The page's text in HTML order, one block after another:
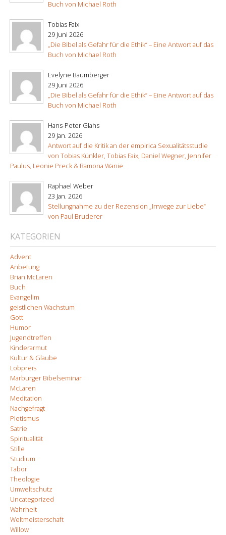
Buch von Michael Roth
Tobias Faix
29 Juni 2026
„Die Bibel als Gefahr für die Ethik“ – Eine Antwort auf das
Buch von Michael Roth
Evelyne Baumberger
29 Juni 2026
„Die Bibel als Gefahr für die Ethik“ – Eine Antwort auf das
Buch von Michael Roth
Hans-Peter Glahs
29 Jan. 2026
Antwort auf die Kritik an der empirica Sexualitätsstudie
von Tobias Künkler, Tobias Faix, Daniel Wegner, Jennifer
Paulus, Leonie Preck & Ramona Wanie
Raphael Weber
23 Jan. 2026
Stellungnahme zu der Rezension „Irrwege zur Liebe“
von Paul Bruderer
KATEGORIEN
Advent
Anbetung
Brian McLaren
Buch
Evangelim
geistlichen Wachstum
Gott
Humor
Jugendtreffen
Kinderarmut
Kultur & Glaube
Lobpreis
Marburger Bibelseminar
McLaren
Meditation
Nachgefragt
Pietismus
Satrie
Spiritualität
Stille
Studium
Tabor
Theologie
Umweltschutz
Uncategorized
Wahrheit
Weltmeisterschaft
Willow